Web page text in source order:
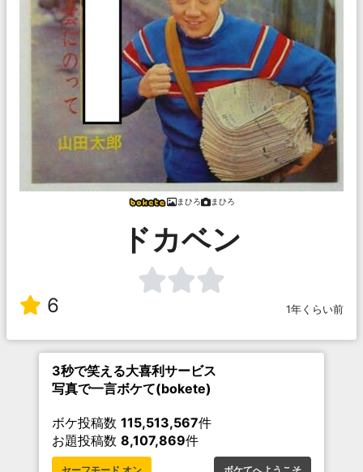
まひろ まひろ
ドカベン
6 1年くらい前
3秒で笑える大喜利サービス
写真で一言ボケて(bokete)
ボケ投稿数 115,513,567件
お題投稿数 8,107,869件